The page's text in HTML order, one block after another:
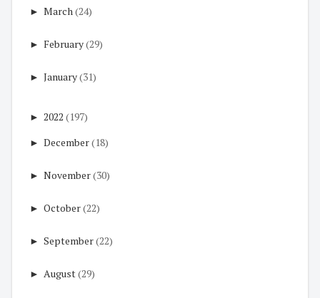
► March (24)
► February(29)
► January(31)
► 2022 (197)
► December(18)
► November(30)
► October(22)
► September(22)
► August(29)